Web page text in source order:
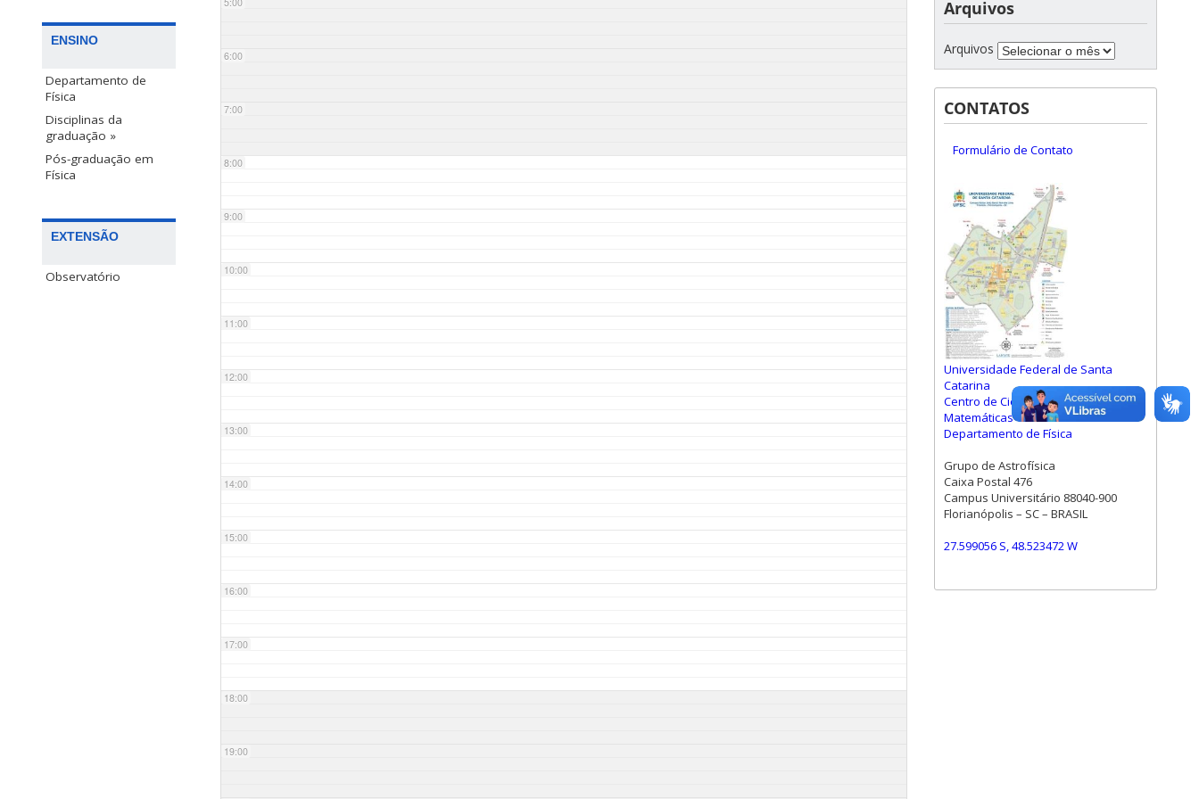
ENSINO
Departamento de
Física
Disciplinas da
graduação »
Pós-graduação em
Física
EXTENSÃO
Observatório
6:00
7:00
8:00
9:00
10:00
11:00
12:00
13:00
14:00
15:00
16:00
17:00
18:00
19:00
Arquivos
Arquivos
CONTATOS
Formulário de Contato
Universidade Federal de Santa
Catarina
Centro de Ciências Físicas e
Matemáticas
Departamento de Física
Grupo de Astrofísica
Caixa Postal 476
Campus Universitário 88040-900
Florianópolis – SC – BRASIL
27.599056 S, 48.523472 W